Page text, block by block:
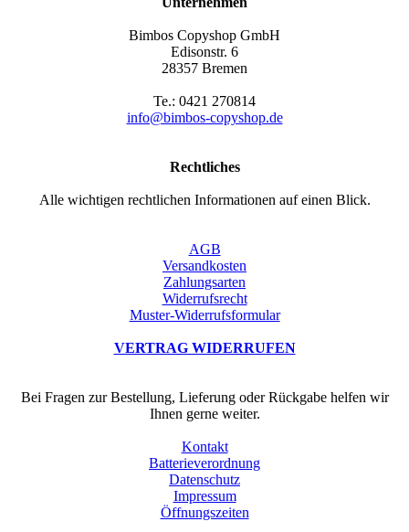
Bimbos Copyshop GmbH
Edisonstr. 6
28357 Bremen
Te.: 0421 270814
info@bimbos-copyshop.de
Rechtliches
Alle wichtigen rechtlichen Informationen auf einen Blick.
AGB
Versandkosten
Zahlungsarten
Widerrufsrecht
Muster-Widerrufsformular
VERTRAG WIDERRUFEN
Bei Fragen zur Bestellung, Lieferung oder Rückgabe helfen wir
Ihnen gerne weiter.
Kontakt
Batterieverordnung
Datenschutz
Impressum
Öffnungszeiten